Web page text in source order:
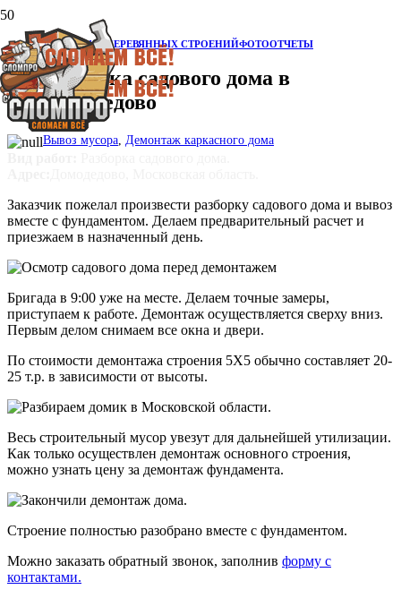
ДЕМОНТАЖ ДЕРЕВЯННЫХ СТРОЕНИЙФОТООТЧЕТЫ
Разборка садового дома в
Домодедово
Вывоз мусора, Демонтаж каркасного дома
Заказчик пожелал произвести разборку садового дома и вывоз
вместе с фундаментом. Делаем предварительный расчет и
приезжаем в назначенный день.
Бригада в 9:00 уже на месте. Делаем точные замеры,
приступаем к работе. Демонтаж осуществляется сверху вниз.
Первым делом снимаем все окна и двери.
По стоимости демонтажа строения 5Х5 обычно составляет 20-
25 т.р. в зависимости от высоты.
Весь строительный мусор увезут для дальнейшей утилизации.
Как только осуществлен демонтаж основного строения,
можно узнать цену за демонтаж фундамента.
Строение полностью разобрано вместе с фундаментом.
Можно заказать обратный звонок, заполнив форму с
контактами.